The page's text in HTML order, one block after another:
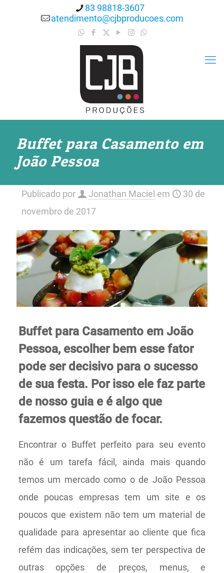
83 98818-3607
atendimento@cjbproducoes.com
Buffet para Casamento em
João Pessoa
Publicado por Jonathan Maciel em
30 de
novembro de 2017
Buffet para Casamento em João
Pessoa, escolher bem esse fator
pode ser decisivo para o sucesso
de sua festa. Por isso ele faz parte
de nosso guia e é algo que
fazemos questão de focar.
Encontrar o Buffet perfeito para seu evento
não é um tarefa fácil, ainda mais quando
temos um mercado como o de João Pessoa
onde poucas empresas tem um site e os
poucos que existem não tem um material de
qualidade para apresentar ao cliente que fica
refém das indicações, sem ter perspectiva de
outras opções de preços, menus, e